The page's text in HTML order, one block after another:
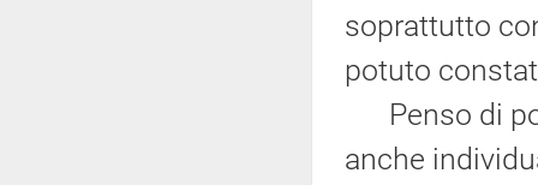
soprattutto
potuto
Penso di
anche